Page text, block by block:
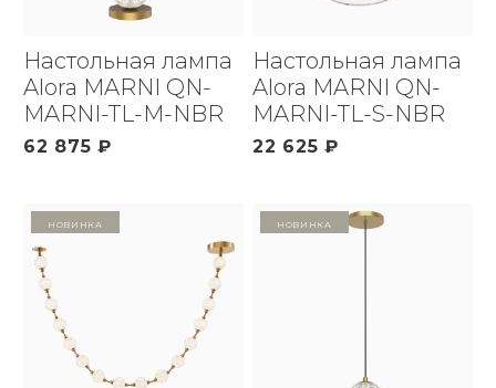
Настольная лампа
Alora MARNI QN-
MARNI-TL-M-NBR
62 875 ₽
Настольная лампа
Alora MARNI QN-
MARNI-TL-S-NBR
22 625 ₽
Новинка Новинка